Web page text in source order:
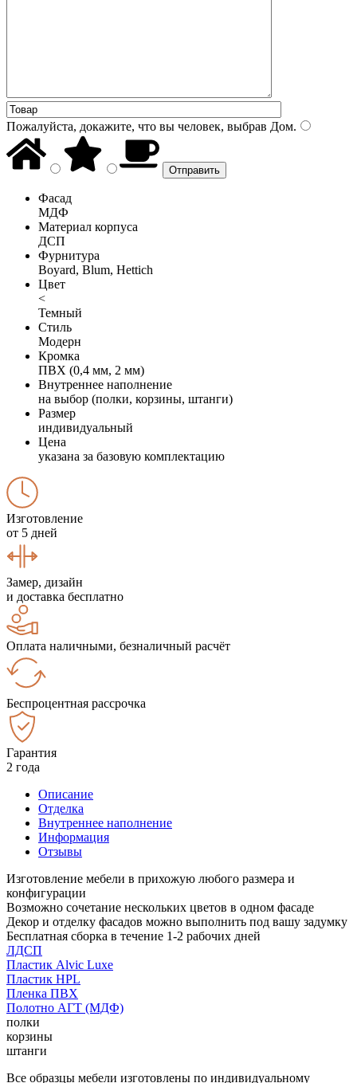
Пожалуйста, докажите, что вы человек, выбрав Дом.
Фасад
МДФ
Материал корпуса
ДСП
Фурнитура
Boyard, Blum, Hettich
Цвет
<
Темный
Стиль
Модерн
Кромка
ПВХ (0,4 мм, 2 мм)
Внутреннее наполнение
на выбор (полки, корзины, штанги)
Размер
индивидуальный
Цена
указана за базовую комплектацию
Изготовление
от 5 дней
Замер, дизайн
и доставка бесплатно
Оплата наличными, безналичный расчёт
Беспроцентная рассрочка
Гарантия
2 года
Описание
Отделка
Внутреннее наполнение
Информация
Отзывы
Изготовление мебели в прихожую любого размера и
конфигурации
Возможно сочетание нескольких цветов в одном фасаде
Декор и отделку фасадов можно выполнить под вашу задумку
Бесплатная сборка в течение 1-2 рабочих дней
ЛДСП
Пластик Alvic Luxe
Пластик HPL
Пленка ПВХ
Полотно АГТ (МДФ)
полки
корзины
штанги
Все образцы мебели изготовлены по индивидуальному